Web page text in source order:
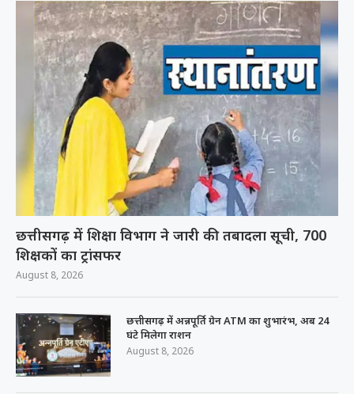
छत्तीसगढ़ में शिक्षा विभाग ने जारी की तबादला सूची, 700
शिक्षकों का ट्रांसफर
August 8, 2026
छत्तीसगढ़ में अन्नपूर्ति ग्रेन ATM का शुभारंभ, अब 24
घंटे मिलेगा राशन
August 8, 2026